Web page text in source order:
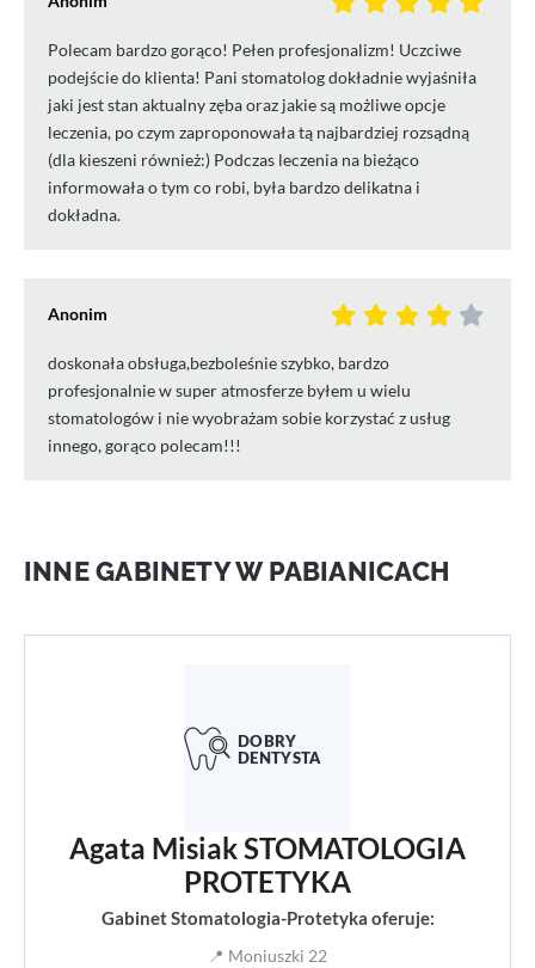
Polecam bardzo gorąco! Pełen profesjonalizm! Uczciwe
podejście do klienta! Pani stomatolog dokładnie wyjaśniła
jaki jest stan aktualny zęba oraz jakie są możliwe opcje
leczenia, po czym zaproponowała tą najbardziej rozsądną
(dla kieszeni również:) Podczas leczenia na bieżąco
informowała o tym co robi, była bardzo delikatna i
dokładna.
Anonim
doskonała obsługa,bezboleśnie szybko, bardzo
profesjonalnie w super atmosferze byłem u wielu
stomatologów i nie wyobrażam sobie korzystać z usług
innego, gorąco polecam!!!
INNE GABINETY W PABIANICACH
Agata Misiak STOMATOLOGIA
PROTETYKA
Gabinet Stomatologia-Protetyka oferuje:
📍 Moniuszki 22